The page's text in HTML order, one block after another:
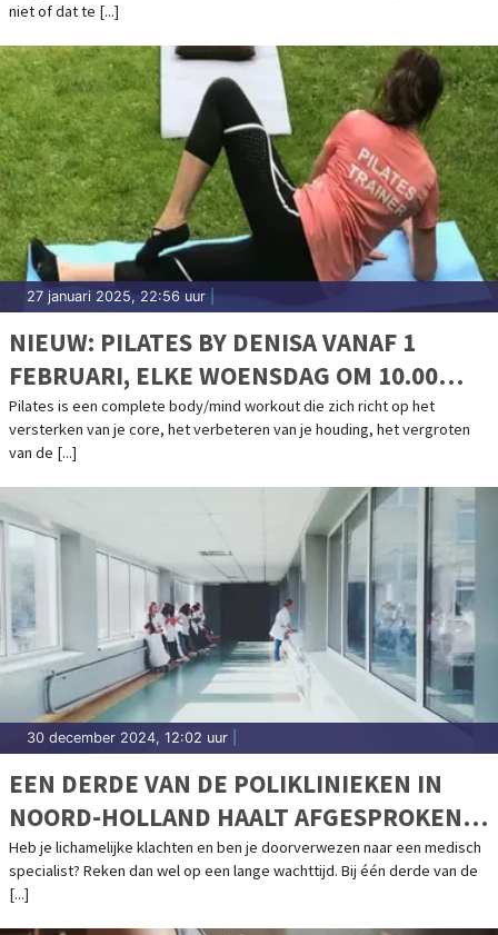
niet of dat te [...]
27 januari 2025, 22:56 uur
NIEUW: PILATES BY DENISA VANAF 1
FEBRUARI, ELKE WOENSDAG OM 10.00
UUR EN OM 11.00 UUR IN BERGEN, DE
BERKELEY
Pilates is een complete body/mind workout die zich richt op het
versterken van je core, het verbeteren van je houding, het vergroten
van de [...]
30 december 2024, 12:02 uur
EEN DERDE VAN DE POLIKLINIEKEN IN
NOORD-HOLLAND HAALT AFGESPROKEN
NORM WACHTTIJDEN NIET
Heb je lichamelijke klachten en ben je doorverwezen naar een medisch
specialist? Reken dan wel op een lange wachttijd. Bij één derde van de
[...]